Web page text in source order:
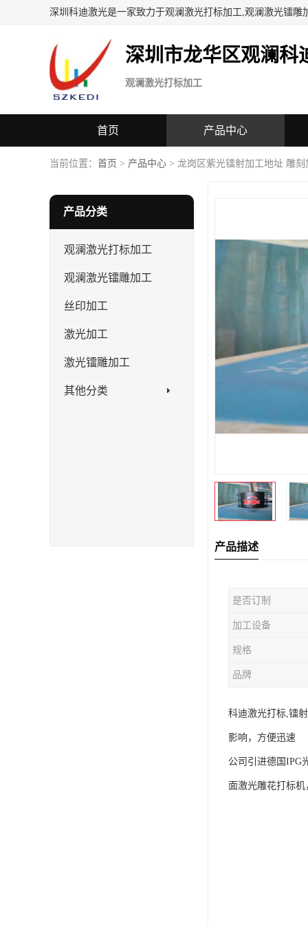
深圳科迪激光是一家致力于观澜激光打标加工,观澜激光镭雕
深圳市龙华区观澜科
观澜激光打标加工
首页 产品中心
当前位置： 首页 > 产品中心 > 龙岗区紫光镭射加工地址 雕
产品分类
观澜激光打标加工
观澜激光镭雕加工
丝印加工
激光加工
激光镭雕加工
其他分类
产品描述
是否订制
加工设备
规格
品牌
科迪激光打标,镭
影响，方便迅速
公司引进德国IPG
面激光雕花打标